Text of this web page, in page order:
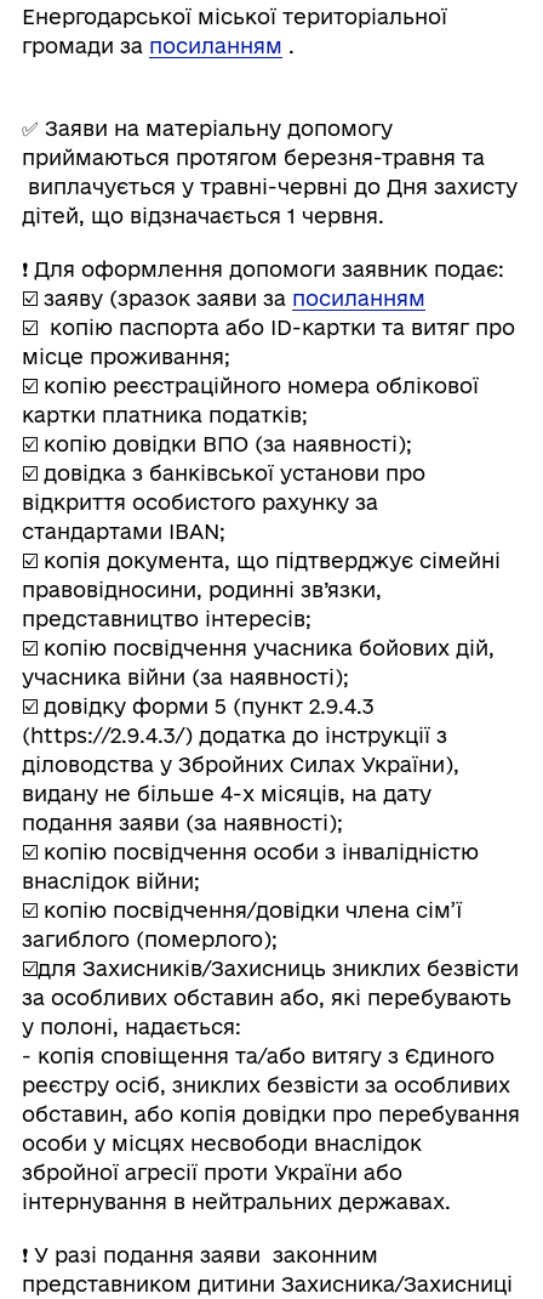
Енергодарської міської територіальної
громади за посиланням .
✅ Заяви на матеріальну допомогу
приймаються протягом березня-травня та
виплачується у травні-червні до Дня захисту
дітей, що відзначається 1 червня.
❗️ Для оформлення допомоги заявник подає:
☑️ заяву (зразок заяви за посиланням
☑️ копію паспорта або ID-картки та витяг про
місце проживання;
☑️ копію реєстраційного номера облікової
картки платника податків;
☑️ копію довідки ВПО (за наявності);
☑️ довідка з банківської ycтанови про
відкриття особистого paxунку за
стандартами IBAN;
☑️ копія документа, що підтверджує сімейні
правовідносини, родинні зв’язки,
представництво інтересів;
☑️ копію посвідчення учасника бойових дій,
учасника війни (за наявності);
☑️ довідку форми 5 (пункт 2.9.4.3
(https://2.9.4.3/) додатка до інструкції з
діловодства у Збройних Силах України),
видану не більше 4-х місяців, на дату
подання заяви (за наявності);
☑️ копію посвідчення особи з інвалідністю
внаслідок війни;
☑️ копію посвідчення/довідки члена сім’ї
загиблого (померлого);
☑️для Захисників/Захисниць зниклих безвісти
за особливих обставин або, які перебувають
у полоні, надається:
- копія сповіщення та/або витягу з Єдиного
реєстру осіб, зниклих безвісти за особливих
обставин, або копія довідки про перебування
особи у місцях несвободи внаслідок
збройної агресії проти України або
інтернування в нейтральних державах.
❗️ У разі подання заяви законним
представником дитини Захисника/Захисниці